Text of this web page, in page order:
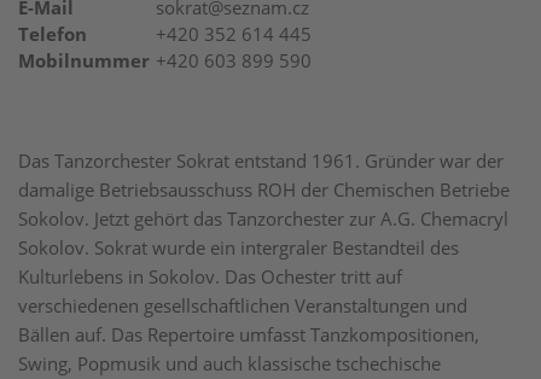
Das Tanzorchester Sokrat entstand 1961. Gründer war der
damalige Betriebsausschuss ROH der Chemischen Betriebe
Sokolov. Jetzt gehört das Tanzorchester zur A.G. Chemacryl
Sokolov. Sokrat wurde ein intergraler Bestandteil des
Kulturlebens in Sokolov. Das Ochester tritt auf
verschiedenen gesellschaftlichen Veranstaltungen und
Bällen auf. Das Repertoire umfasst Tanzkompositionen,
Swing, Popmusik und auch klassische tschechische
E-Mail
sokrat@seznam.cz
Telefon
+420 352 614 445
Mobilnummer +420 603 899 590